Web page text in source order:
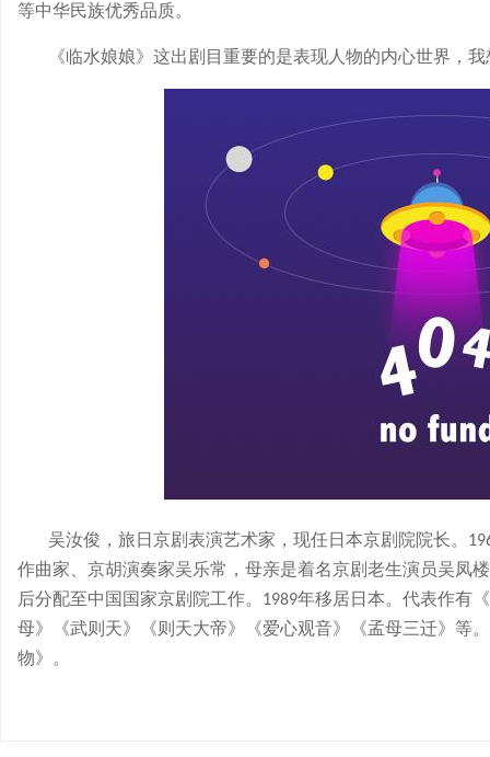
等中华民族优秀品质。
《临水娘娘》这出剧目重要的是表现人物的内心世界，
吴汝俊，旅日京剧表演艺术家，现任日本京剧院院长。
作曲家、京胡演奏家吴乐常，母亲是着名京剧老生演员吴凤
后分配至中国国家京剧院工作。 1989年移居日本。代表作有
母》《武则天》《则天大帝》《爱心观音》《孟母三迁》等。
物》。